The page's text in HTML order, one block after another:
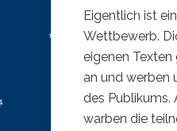
Eigentlich ist
Wettbewerb.
eigenen
an und werben
des Publikums.
warben die